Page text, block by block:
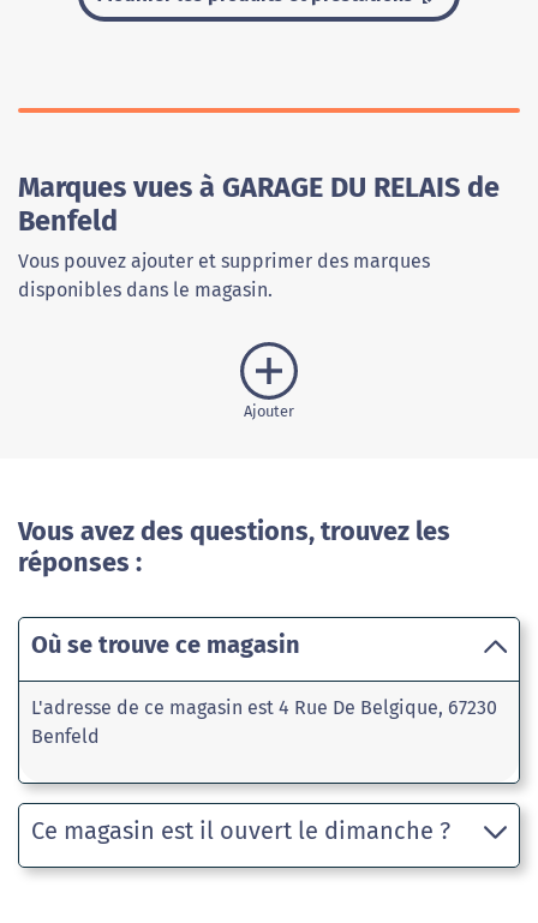
Marques vues à GARAGE DU RELAIS de
Benfeld
Vous pouvez ajouter et supprimer des marques
disponibles dans le magasin.
Ajouter
Vous avez des questions, trouvez les
réponses :
Où se trouve ce magasin
L'adresse de ce magasin est 4 Rue De Belgique, 67230
Benfeld
Ce magasin est il ouvert le dimanche ?